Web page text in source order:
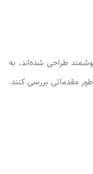
طراحی شده‌اند، به
مقدماتی بررسی کنند.